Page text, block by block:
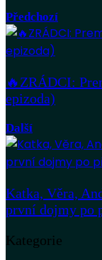
Předchozí
🔥ZRÁDCI:
epizoda)
Další
Katka, Věra,
první dojmy po
Kategorie